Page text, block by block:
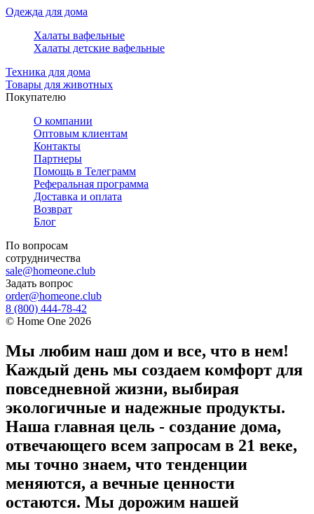
Одежда для дома
Халаты вафельные
Халаты детские вафельные
Техника для дома
Товары для животных
Покупателю
О компании
Оптовым клиентам
Контакты
Партнеры
Помощь в Телеграмм
Реферальная программа
Доставка и оплата
Возврат
Блог
По вопросам
сотрудничества
sale@homeone.club
Задать вопрос
order@homeone.club
8 (800) 444-78-42
© Home One 2026
Мы любим наш дом и все, что в нем!
Каждый день мы создаем комфорт для
повседневной жизни, выбирая
экологичные и надежные продукты.
Наша главная цель - создание дома,
отвечающего всем запросам в 21 веке,
мы точно знаем, что тенденции
меняются, а вечные ценности
остаются. Мы дорожим нашей